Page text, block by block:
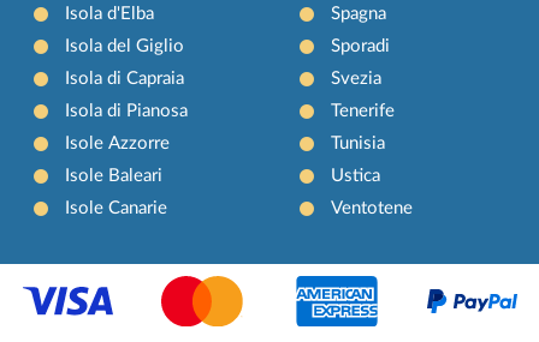
Isola d'Elba
Isola del Giglio
Isola di Capraia
Isola di Pianosa
Isole Azzorre
Isole Baleari
Isole Canarie
Spagna
Sporadi
Svezia
Tenerife
Tunisia
Ustica
Ventotene